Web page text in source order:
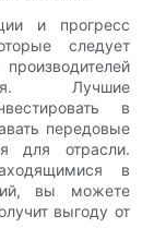
и прогресс
следует
Лучшие
в
передовые
для отрасли.
в
вы можете
выгоду от